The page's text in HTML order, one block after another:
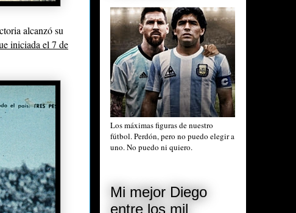
alcanzó su
iniciada el 7 de
Los máximas figuras de nuestro
fútbol. Perdón, pero no puedo elegir a
uno. No puedo ni quiero.
Mi mejor Diego
entre los mil